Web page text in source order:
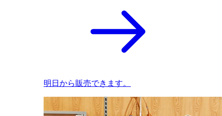
明日から販売できます。